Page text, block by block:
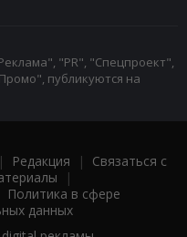
"PR", "Спецпроект",
публикуются на
Редакция | Связаться с
|
Политика в сфере
данных